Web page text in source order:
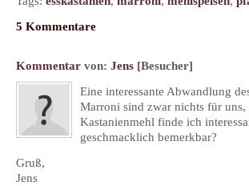
5 Kommentare
Kommentar von: Jens [Besucher]
Eine interessante Abwandlung
Marroni sind zwar nichts für
Kastanienmehl finde ich
geschmacklich bemerkbar?
Gruß,
Jens